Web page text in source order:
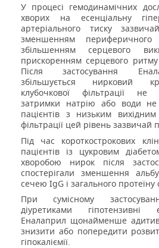
У процесі гемодинамічних
хворих на есенціальну
артеріального тиску
зменшенням
збільшенням серцевого
прискоренням серцевого
Після застосування
збільшується нирковий
клубочкової фільтрації не
затримки натрію або води
пацієнтів з низьким
фільтрації цей рівень зазвичай
Під час короткострокових
пацієнтів із цукровим
хворобою нирок після
спостерігали зменшення
сечею IgG і загального протеїну
При сумісному
діуретиками гіпотензивні
Еналаприл щонайменше
знизити або попередити
гіпокаліємії.